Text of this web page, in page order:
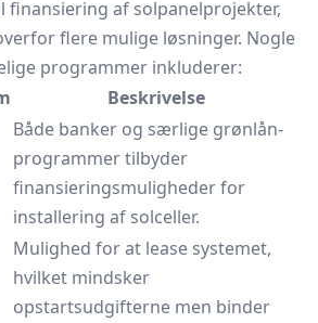
finansiering af solpanelprojekter,
flere mulige løsninger. Nogle
programmer inkluderer:
Beskrivelse
Både banker og særlige grønlån-
programmer tilbyder
finansieringsmuligheder for
installering af solceller.
Mulighed for at lease systemet,
hvilket mindsker
opstartsudgifterne men binder